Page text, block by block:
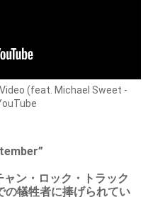
(feat. Michael Sweet -
ン・ロック・トラック
の犠牲者に捧げられてい